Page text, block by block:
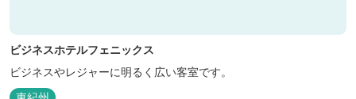
ビジネスホテルフェニックス
ビジネスやレジャーに明るく広い客室です。